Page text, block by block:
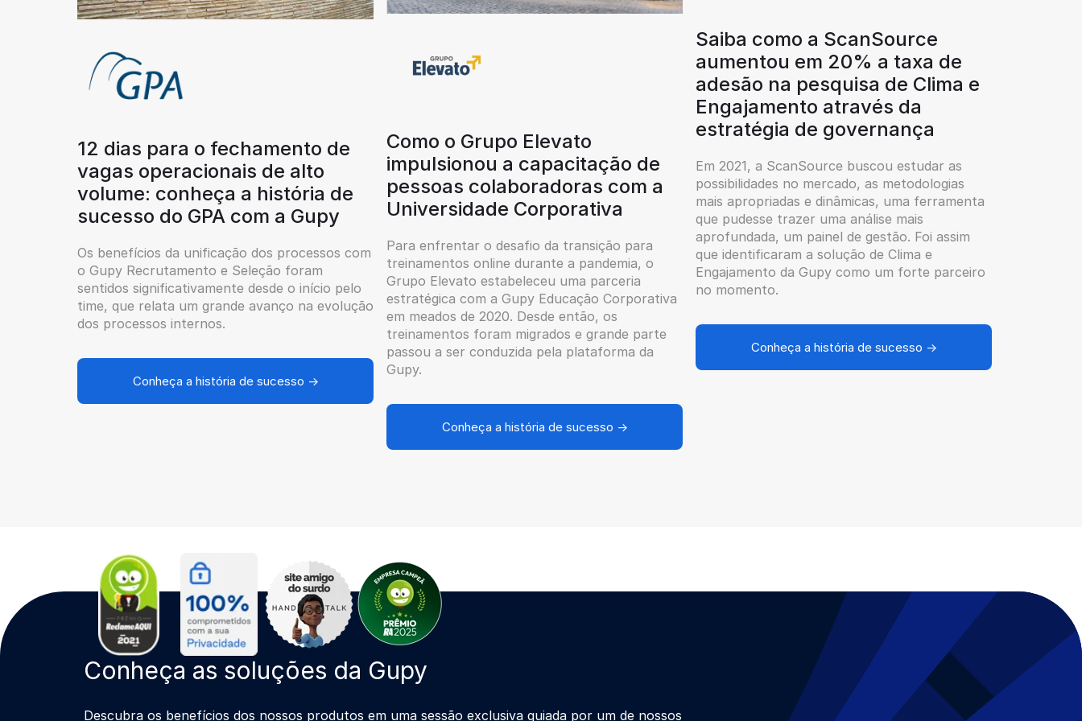
12 dias para o fechamento de
vagas operacionais de alto
volume: conheça a história de
sucesso do GPA com a Gupy
Os benefícios da unificação dos processos com
o Gupy Recrutamento e Seleção foram
sentidos significativamente desde o início pelo
time, que relata um grande avanço na evolução
dos processos internos.
Conheça a história de sucesso →
Como o Grupo Elevato
impulsionou a capacitação de
pessoas colaboradoras com a
Universidade Corporativa
Para enfrentar o desafio da transição para
treinamentos online durante a pandemia, o
Grupo Elevato estabeleceu uma parceria
estratégica com a Gupy Educação Corporativa
em meados de 2020. Desde então, os
treinamentos foram migrados e grande parte
passou a ser conduzida pela plataforma da
Gupy.
Conheça a história de sucesso →
Saiba como a ScanSource
aumentou em 20% a taxa de
adesão na pesquisa de Clima e
Engajamento através da
estratégia de governança
Em 2021, a ScanSource buscou estudar as
possibilidades no mercado, as metodologias
mais apropriadas e dinâmicas, uma ferramenta
que pudesse trazer uma análise mais
aprofundada, um painel de gestão. Foi assim
que identificaram a solução de Clima e
Engajamento da Gupy como um forte parceiro
no momento.
Conheça a história de sucesso →
Conheça as soluções da Gupy
Descubra os benefícios dos nossos produtos em uma sessão exclusiva guiada por um de nossos